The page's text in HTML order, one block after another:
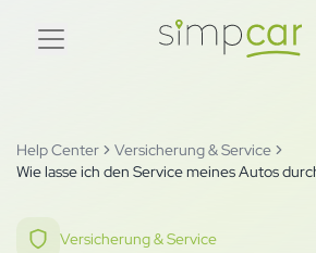
Help Center
Versicherung & Service
Wie lasse ich den Service meines Autos
Versicherung & Service